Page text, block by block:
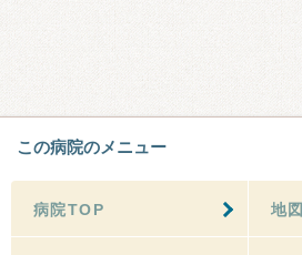
この病院のメニュー
病院TOP 地図